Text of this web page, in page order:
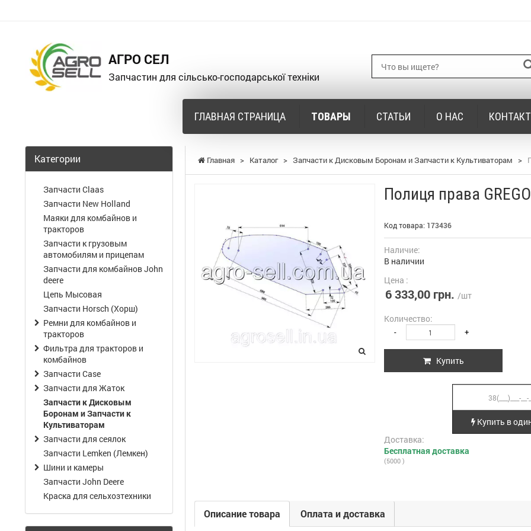
АГРО СЕЛ
Запчастин для сільсько-господарської техніки
ГЛАВНАЯ СТРАНИЦА ТОВАРЫ СТАТЬИ О НАС
Главная > Каталог > Запчасти к Дисковым Боронам и Запчасти к Культиваторам >
Полиця права
Код товара: 173436
Наличие:
В наличии
Цена :
6 333,00 грн. /шт
Количество:
- +
Купить
Купить в
Доставка:
Бесплатная доставка
(5000 )
Описание товара Оплата и доставка
Категории
Запчасти Claas
Запчасти New Holland
Маяки для комбайнов и
тракторов
Запчасти к грузовым
автомобилям и прицепам
Запчасти для комбайнов John
deere
Цепь Мысовая
Запчасти Horsch (Хорш)
Ремни для комбайнов и
тракторов
Фильтра для тракторов и
комбайнов
Запчасти Case
Запчасти для Жаток
Запчасти к Дисковым
Боронам и Запчасти к
Культиваторам
Запчасти для сеялок
Запчасти Lemken (Лемкен)
Шини и камеры
Запчасти John Deere
Краска для сельхозтехники